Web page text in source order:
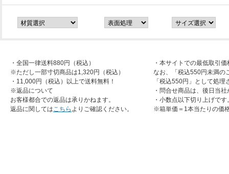
・全国一律送料880円（税込）
※ただし一部寸切商品は1,320円（税込）
・11,000円（税込）以上で送料無料！
※返品について
お客様都合での返品は承りかねます。
返品に関してはこちら よりご確認ください。
・本サイトでの最低取引
なお、「税込550円未満の
「税込550円」として処
・問合せ商品は、後日当
・小数点以下切り上げです
※箱単価＝1本当たりの価